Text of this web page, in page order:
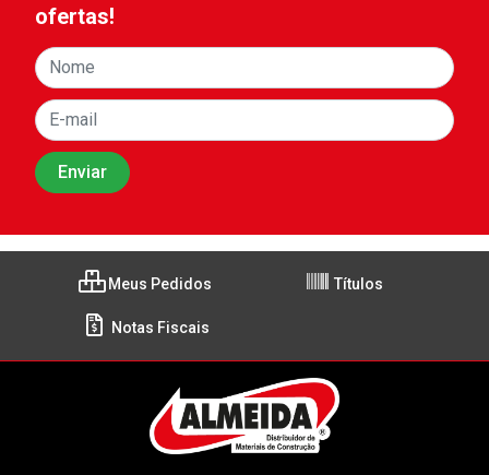
ofertas!
Meus Pedidos Títulos
Notas Fiscais